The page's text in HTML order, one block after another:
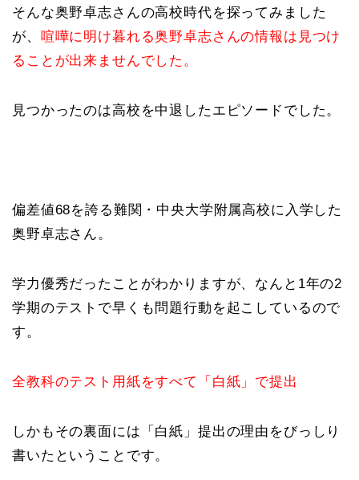
そんな奥野卓志さんの高校時代を探ってみました
が、 喧嘩に明け暮れる奥野卓志さんの情報は見つけ
ることが出来ませんでした。
見つかったのは高校を中退したエピソードでした。
偏差値68を誇る難関・中央大学附属高校に入学した
奥野卓志さん。
学力優秀だったことがわかりますが、なんと1年の2
学期のテストで早くも問題行動を起こしているので
す。
全教科のテスト用紙をすべて「白紙」で提出
しかもその裏面には「白紙」提出の理由をびっしり
書いたということです。